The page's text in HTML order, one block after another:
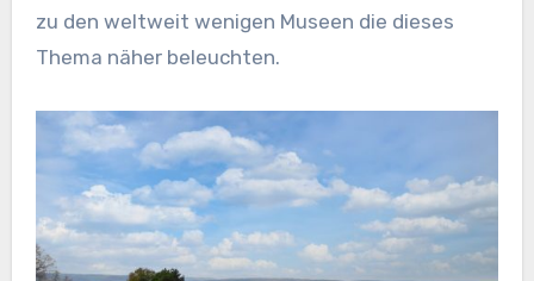
zu den weltweit wenigen Museen die dieses
Thema näher beleuchten.